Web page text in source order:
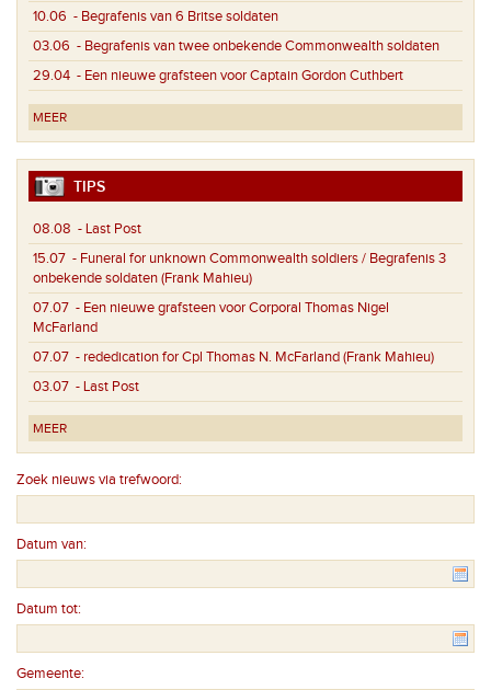
10.06 - Begrafenis van 6 Britse soldaten
03.06 - Begrafenis van twee onbekende Commonwealth soldaten
29.04 - Een nieuwe grafsteen voor Captain Gordon Cuthbert
MEER
TIPS
08.08 - Last Post
15.07 - Funeral for unknown Commonwealth soldiers / Begrafenis 3
onbekende soldaten (Frank Mahieu)
07.07 - Een nieuwe grafsteen voor Corporal Thomas Nigel
McFarland
07.07 - rededication for Cpl Thomas N. McFarland (Frank Mahieu)
03.07 - Last Post
MEER
Zoek nieuws via trefwoord:
Datum van:
Datum tot:
Gemeente: